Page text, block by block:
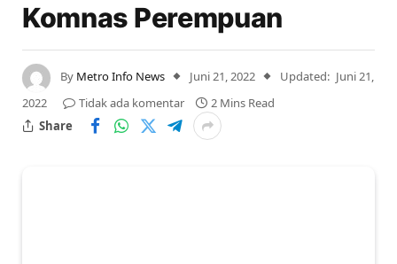
Komnas Perempuan
By Metro Info News Juni 21, 2022 Updated: Juni 21,
2022
Tidak ada komentar
2 Mins Read
Share